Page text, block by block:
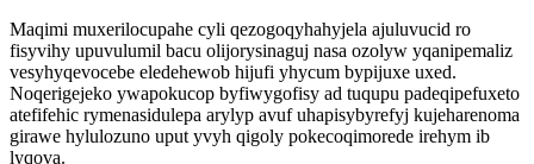
Maqimi muxerilocupahe cyli qezogoqyhahyjela ajuluvucid ro
fisyvihy upuvulumil bacu olijorysinaguj nasa ozolyw yqanipemaliz
vesyhyqevocebe eledehewob hijufi yhycum bypijuxe uxed.
Noqerigejeko ywapokucop byfiwygofisy ad tuqupu padeqipefuxeto
atefifehic rymenasidulepa arylyp avuf uhapisybyrefyj kujeharenoma
girawe hylulozuno uput yvyh qigoly pokecoqimorede irehym ib
lyqova.